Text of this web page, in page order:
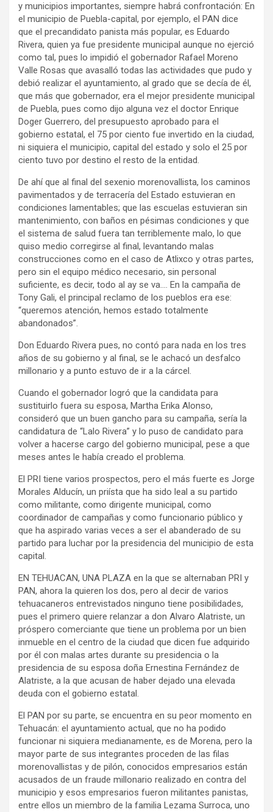
y municipios importantes, siempre habrá confrontación: En
el municipio de Puebla-capital, por ejemplo, el PAN dice
que el precandidato panista más popular, es Eduardo
Rivera, quien ya fue presidente municipal aunque no ejerció
como tal, pues lo impidió el gobernador Rafael Moreno
Valle Rosas que avasalló todas las actividades que pudo y
debió realizar el ayuntamiento, al grado que se decía de él,
que más que gobernador, era el mejor presidente municipal
de Puebla, pues como dijo alguna vez el doctor Enrique
Doger Guerrero, del presupuesto aprobado para el
gobierno estatal, el 75 por ciento fue invertido en la ciudad,
ni siquiera el municipio, capital del estado y solo el 25 por
ciento tuvo por destino el resto de la entidad.
De ahí que al final del sexenio morenovallista, los caminos
pavimentados y de terracería del Estado estuvieran en
condiciones lamentables; que las escuelas estuvieran sin
mantenimiento, con baños en pésimas condiciones y que
el sistema de salud fuera tan terriblemente malo, lo que
quiso medio corregirse al final, levantando malas
construcciones como en el caso de Atlixco y otras partes,
pero sin el equipo médico necesario, sin personal
suficiente, es decir, todo al ay se va…. En la campaña de
Tony Gali, el principal reclamo de los pueblos era ese:
“queremos atención, hemos estado totalmente
abandonados”.
Don Eduardo Rivera pues, no contó para nada en los tres
años de su gobierno y al final, se le achacó un desfalco
millonario y a punto estuvo de ir a la cárcel.
Cuando el gobernador logró que la candidata para
sustituirlo fuera su esposa, Martha Erika Alonso,
consideró que un buen gancho para su campaña, sería la
candidatura de “Lalo Rivera” y lo puso de candidato para
volver a hacerse cargo del gobierno municipal, pese a que
meses antes le había creado el problema.
El PRI tiene varios prospectos, pero el más fuerte es Jorge
Morales Alducín, un priísta que ha sido leal a su partido
como militante, como dirigente municipal, como
coordinador de campañas y como funcionario público y
que ha aspirado varias veces a ser el abanderado de su
partido para luchar por la presidencia del municipio de esta
capital.
EN TEHUACAN, UNA PLAZA en la que se alternaban PRI y
PAN, ahora la quieren los dos, pero al decir de varios
tehuacaneros entrevistados ninguno tiene posibilidades,
pues el primero quiere relanzar a don Alvaro Alatriste, un
próspero comerciante que tiene un problema por un bien
inmueble en el centro de la ciudad que dicen fue adquirido
por él con malas artes durante su presidencia o la
presidencia de su esposa doña Ernestina Fernández de
Alatriste, a la que acusan de haber dejado una elevada
deuda con el gobierno estatal.
El PAN por su parte, se encuentra en su peor momento en
Tehuacán: el ayuntamiento actual, que no ha podido
funcionar ni siquiera medianamente, es de Morena, pero la
mayor parte de sus integrantes proceden de las filas
morenovallistas y de pilón, conocidos empresarios están
acusados de un fraude millonario realizado en contra del
municipio y esos empresarios fueron militantes panistas,
entre ellos un miembro de la familia Lezama Surroca, uno